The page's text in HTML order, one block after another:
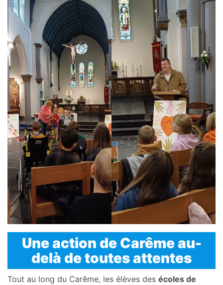
Une action de Carême au-
delà de toutes attentes
Tout au long du Carême, les élèves des écoles de